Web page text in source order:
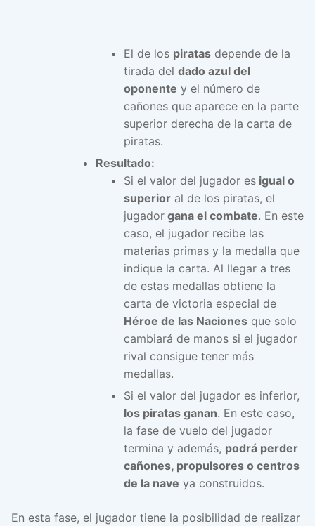
El de los piratas depende de la
tirada del dado azul del
oponente y el número de
cañones que aparece en la parte
superior derecha de la carta de
piratas.
Resultado:
Si el valor del jugador es igual o
superior al de los piratas, el
jugador gana el combate. En este
caso, el jugador recibe las
materias primas y la medalla que
indique la carta. Al llegar a tres
de estas medallas obtiene la
carta de victoria especial de
Héroe de las Naciones que solo
cambiará de manos si el jugador
rival consigue tener más
medallas.
Si el valor del jugador es inferior,
los piratas ganan. En este caso,
la fase de vuelo del jugador
termina y además, podrá perder
cañones, propulsores o centros
de la nave ya construidos.
En esta fase, el jugador tiene la posibilidad de realizar